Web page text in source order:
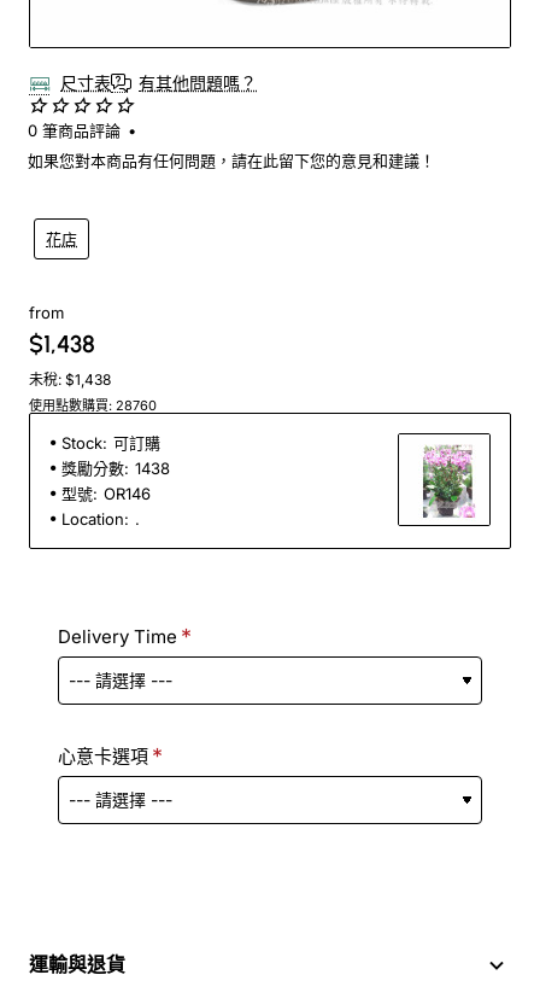
尺寸表 有其他問題嗎？
花店
0 筆商品評論 •
如果您對本商品有任何問題，請在此留下您的意見和建議！
from
$1,438
未稅: $1,438
使用點數購買: 28760
Stock: 可訂購
獎勵分數: 1438
型號: OR146
Location: .
Delivery Time
心意卡選項
運輸與退貨